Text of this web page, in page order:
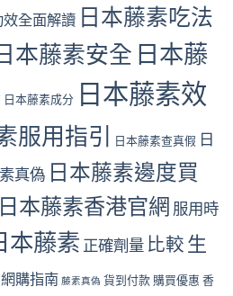
效全面解讀 日本藤素吃法
本藤素安全 日本藤
日本藤素成分 日本藤素效
服用指引 日本藤素查真假 日
真偽 日本藤素邊度買
日本藤素香港官網 服用時
本藤素 正確劑量 比較 生
網購指南 藤素真偽 貨到付款 購買優惠 香